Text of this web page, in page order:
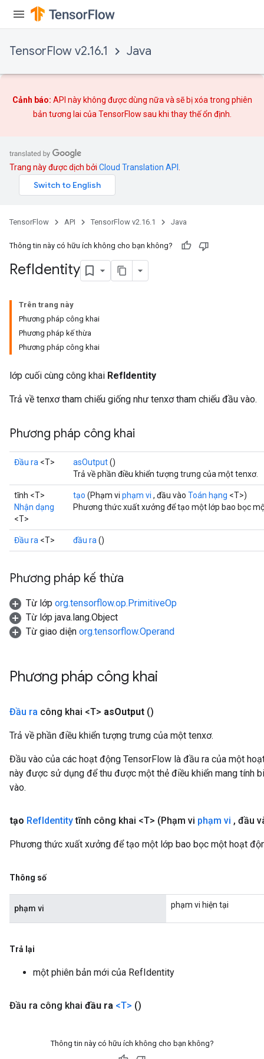
TensorFlow v2.16.1 Java
Cảnh báo: API này không được dùng nữa và sẽ bị xóa trong phiên
bản tương lai của TensorFlow sau khi thay thếổn định.
Trang này được dịch bởi Cloud Translation API
TensorFlow API TensorFlow v2.16.1 Java
Thông tin này có hữu ích không cho bạn không?
RefIdentity
Trên trang này
Phương pháp công khai
Phương pháp kế thừa
Phương pháp công khai
lớp cuối cùng công khai RefIdentity
Trả về tenxơ tham chiếu giống như tenxơ tham chiếu đầu vào.
Phương pháp công khai
Đầu ra <T> asOutput()
Trả về phần điều khiển tượng trưng của một tenxơ.
tĩnh <T>
Nhận dạng
<T>
tạo (Phạm vi phạm vi , đầu vào Toán hạng <T>)
Phương thức xuất xưởng để tạo một lớp bao bọc
Đầu ra <T> đầu ra ()
Phương pháp kế thừa
Từ lớp org.tensorflow.op.PrimitiveOp
Từ lớp java.lang.Object
Từ giao diện org.tensorflow.Operand
Phương pháp công khai
Đầu ra công khai <T> asOutput ()
Trả về phần điều khiển tượng trưng của một tenxơ.
Đầu vào của các hoạt động TensorFlow là đầu ra của một
này được sử dụng để thu được một thẻ điều khiển mang tính
vào.
tạo RefIdentitytĩnh công khai <T> (Phạm vi phạm vi , đầu
Phương thức xuất xưởng để tạo một lớp bao bọc một hoạt
Thông số
phạm vi phạm vi hiện tại
Trả lại
một phiên bản mới của RefIdentity
Đầu ra công khai đầu ra <T> ()
Thông tin này có hữu ích không cho bạn không?